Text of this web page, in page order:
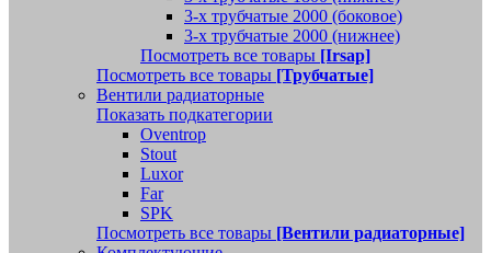
3-х трубчатые 2000 (боковое)
3-х трубчатые 2000 (нижнее)
Посмотреть все товары [Irsap]
Посмотреть все товары [Трубчатые]
Вентили радиаторные
Показать подкатегории
Oventrop
Stout
Luxor
Far
SPK
Посмотреть все товары [Вентили радиаторные]